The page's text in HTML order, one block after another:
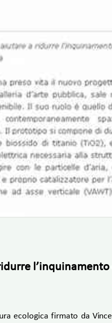
l’inquinamento
ecologica firmato da